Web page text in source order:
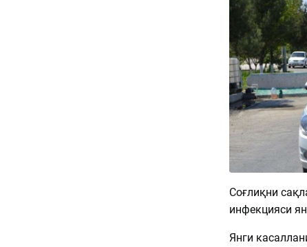
Соғлиқни
инфекцияси
Янги